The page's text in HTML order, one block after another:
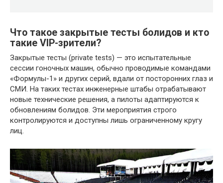
Что такое закрытые тесты болидов и кто
такие VIP-зрители?
Закрытые тесты (private tests) — это испытательные
сессии гоночных машин, обычно проводимые командами
«Формулы-1» и других серий, вдали от посторонних глаз и
СМИ. На таких тестах инженерные штабы отрабатывают
новые технические решения, а пилоты адаптируются к
обновлениям болидов. Эти мероприятия строго
контролируются и доступны лишь ограниченному кругу
лиц.